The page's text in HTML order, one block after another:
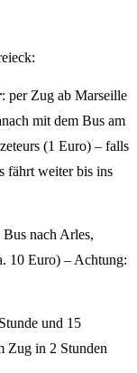
: per Zug ab Marseille
mit dem Bus am
(1 Euro) – falls
fährt weiter bis ins
Bus nach Arles,
10 Euro) – Achtung:
und 15
Zug in 2 Stunden